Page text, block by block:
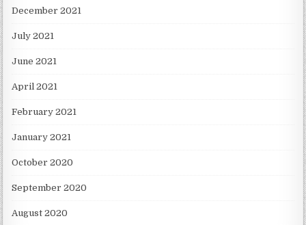
December 2021
July 2021
June 2021
April 2021
February 2021
January 2021
October 2020
September 2020
August 2020